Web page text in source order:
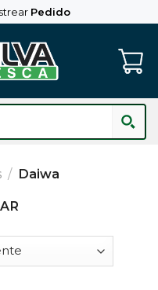
Pedido
/ Daiwa